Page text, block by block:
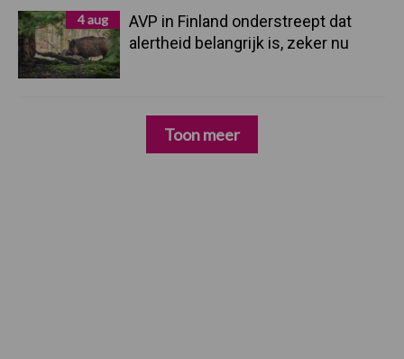
4 aug
AVP in Finland onderstreept dat
alertheid belangrijk is, zeker nu
Toon meer